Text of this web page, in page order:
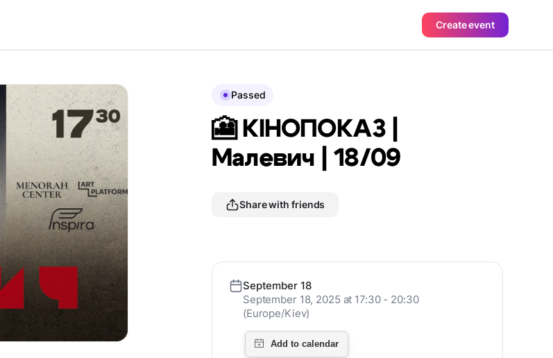
Create event
Passed
🎦 КІНОПОКАЗ |
Малевич | 18/09
Share with friends
September 18
September 18, 2025 at 17:30 - 20:30
(Europe/Kiev)